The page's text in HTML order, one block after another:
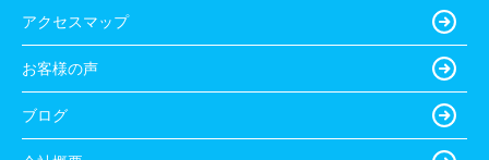
アクセスマップ
お客様の声
ブログ